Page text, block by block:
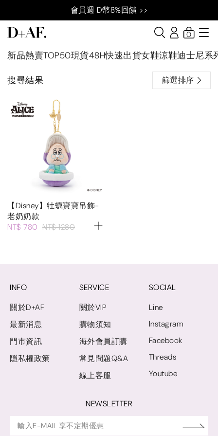
會員週 D幣8%回饋 >>
新品熱賣TOP50現貨48H快速出貨女鞋涼鞋迪士尼系
0
搜尋結果 篩選排序
【Disney】牡蠣寶寶吊飾-
老奶奶款
NT$ 780 NT$ 1280
INFO
關於D+AF
最新消息
門市資訊
隱私權政策
SERVICE
關於VIP
購物須知
海外會員訂購
常見問題Q&A
線上客服
SOCIAL
Line
Instagram
Facebook
Threads
Youtube
NEWSLETTER